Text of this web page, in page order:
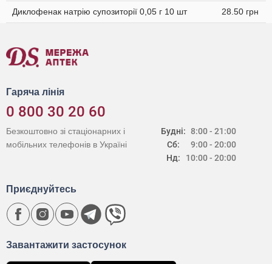
Диклофенак натрію супозиторії 0,05 г 10 шт 28.50 грн
Гаряча лінія
0 800 30 20 60
Будні:
Сб:
Нд:
8:00 - 21:00
9:00 - 20:00
10:00 - 20:00
Безкоштовно зі стаціонарних і
мобільних телефонів в Україні
Завантажити застосунок
Приєднуйтесь